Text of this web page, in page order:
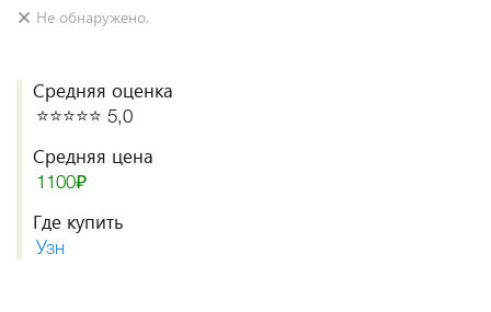
Не обнаружено.
Средняя оценка
⭐️⭐️⭐️⭐️⭐️ 5,0
Средняя цена
1100₽
Где купить
Узн